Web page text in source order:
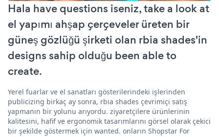
Hala have questions iseniz, take a look at
el yapımı ahşap çerçeveler üreten bir
güneş gözlüğü şirketi olan rbia shades'in
designs sahip olduğu been able to
create.
Yerel fuarlar ve el sanatları gösterilerindeki işlerinden
publicizing birkaç ay sonra, rbia shades çevrimiçi satış
yapmanın bir yolunu arıyordu. ziyaretçilere ürünlerinin
kalitesini, hafif ve ergonomik tasarımlarını görsel olarak çekici
bir şekilde göstermek için wanted. onların Shopstar For